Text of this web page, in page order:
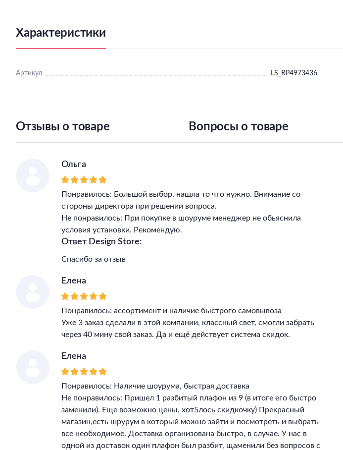
Характеристики
Артикул LS_RP4973436
Отзывы о товаре Вопросы о товаре
Ольга
Понравилось: Большой выбор, нашла то что нужно. Внимание со
стороны директора при решении вопроса.
Не понравилось: При покупке в шоуруме менеджер не обьяснила
условия установки. Рекомендую.
Ответ Design Store:
Спасибо за отзыв
Елена
Понравилось: ассортимент и наличие быстрого самовывоза
Уже 3 заказ сделали в этой компании, классный свет, смогли забрать
через 40 мину свой заказ. Да и ещё действует система скидок.
Елена
Понравилось: Наличие шоурума, быстрая доставка
Не понравилось: Пришел 1 разбитый плафон из 9 (в итоге его быстро
заменили). Еще возможно цены, хот5лось скидкочку) Прекрасный
магазин,есть шрурум в который можно зайти и посмотреть и выбрать
все необходимое. Доставка организована быстро, в случае. У нас в
одной из доставок один плафон был разбит, щаменили без вопросов с